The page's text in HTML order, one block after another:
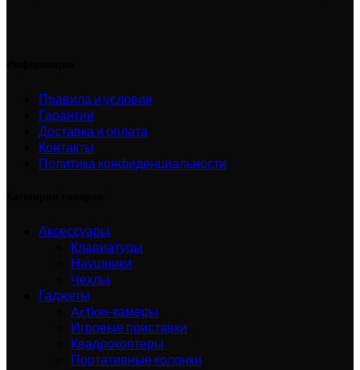
Правила и условия
Гарантии
Доставка и оплата
Контакты
Политика конфиденциальности
Аксессуары
Клавиатуры
Наушники
Чехлы
Гаджеты
Action-камеры
Игровые приставки
Квадрокоптеры
Портативные колонки